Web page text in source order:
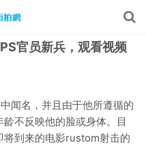
官员新兵，观看视频
闻名，并且由于他所遵循的
不反映他的脸或身体。目
将到来的电影rustom射击的